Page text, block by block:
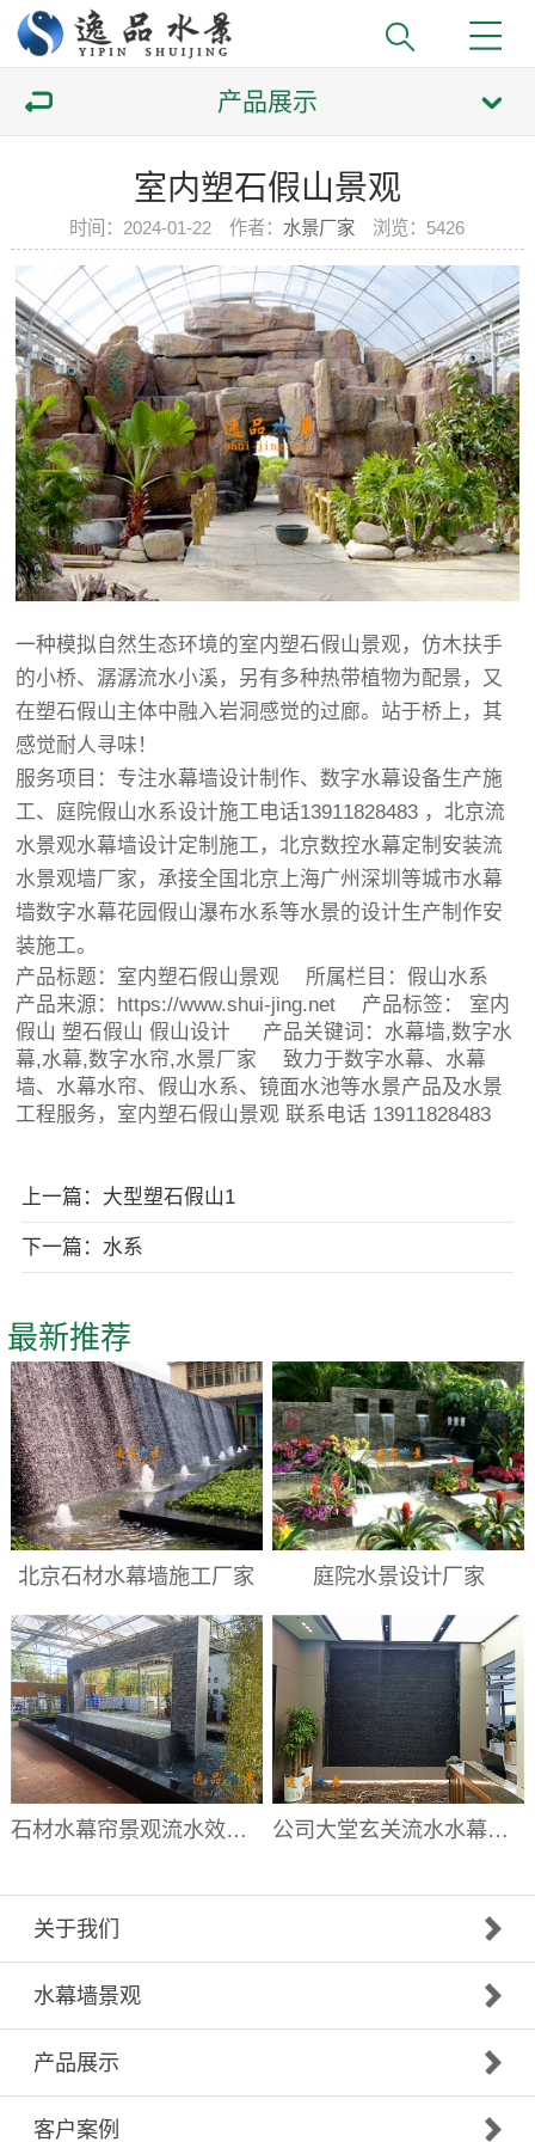
产品展示
室内塑石假山景观
时间：2024-01-22 作者： 水景厂家 浏览： 5426
一种模拟自然生态环境的室内塑石假山景观，仿木扶手
的小桥、潺潺流水小溪，另有多种热带植物为配景，又
在塑石假山主体中融入岩洞感觉的过廊。站于桥上，其
感觉耐人寻味！
服务项目：专注水幕墙设计制作、数字水幕设备生产施
工、庭院假山水系设计施工电话13911828483 ，北京流
水景观水幕墙设计定制施工，北京数控水幕定制安装流
水景观墙厂家，承接全国北京上海广州深圳等城市水幕
墙数字水幕花园假山瀑布水系等水景的设计生产制作安
装施工。
产品标题： 室内塑石假山景观 所属栏目：假山水系
产品来源：https://www.shui-jing.net 产品标签： 室内
假山 塑石假山 假山设计 产品关键词：水幕墙,数字水
幕,水幕,数字水帘,水景厂家 致力于数字水幕、水幕
墙、水幕水帘、假山水系、镜面水池等水景产品及水景
工程服务，室内塑石假山景观 联系电话 13911828483
上一篇：大型塑石假山1
下一篇：水系
最新推荐
北京石材水幕墙施工厂家 庭院水景设计厂家
石材水幕帘景观流水效果|水幕帘厂家 公司大堂玄关流水水幕墙|大堂流水背景墙厂家
关于我们
水幕墙景观
产品展示
客户案例